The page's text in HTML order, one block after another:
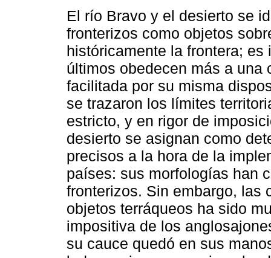
El río Bravo y el desierto se
fronterizos como objetos
históricamente la frontera;
últimos obedecen más a una
facilitada por su misma
se trazaron los límites
estricto, y en rigor de
desierto se asignan como
precisos a la hora de la
países: sus morfologías han
fronterizos. Sin embargo, las
objetos terráqueos ha sido
impositiva de los
su cauce quedó en sus